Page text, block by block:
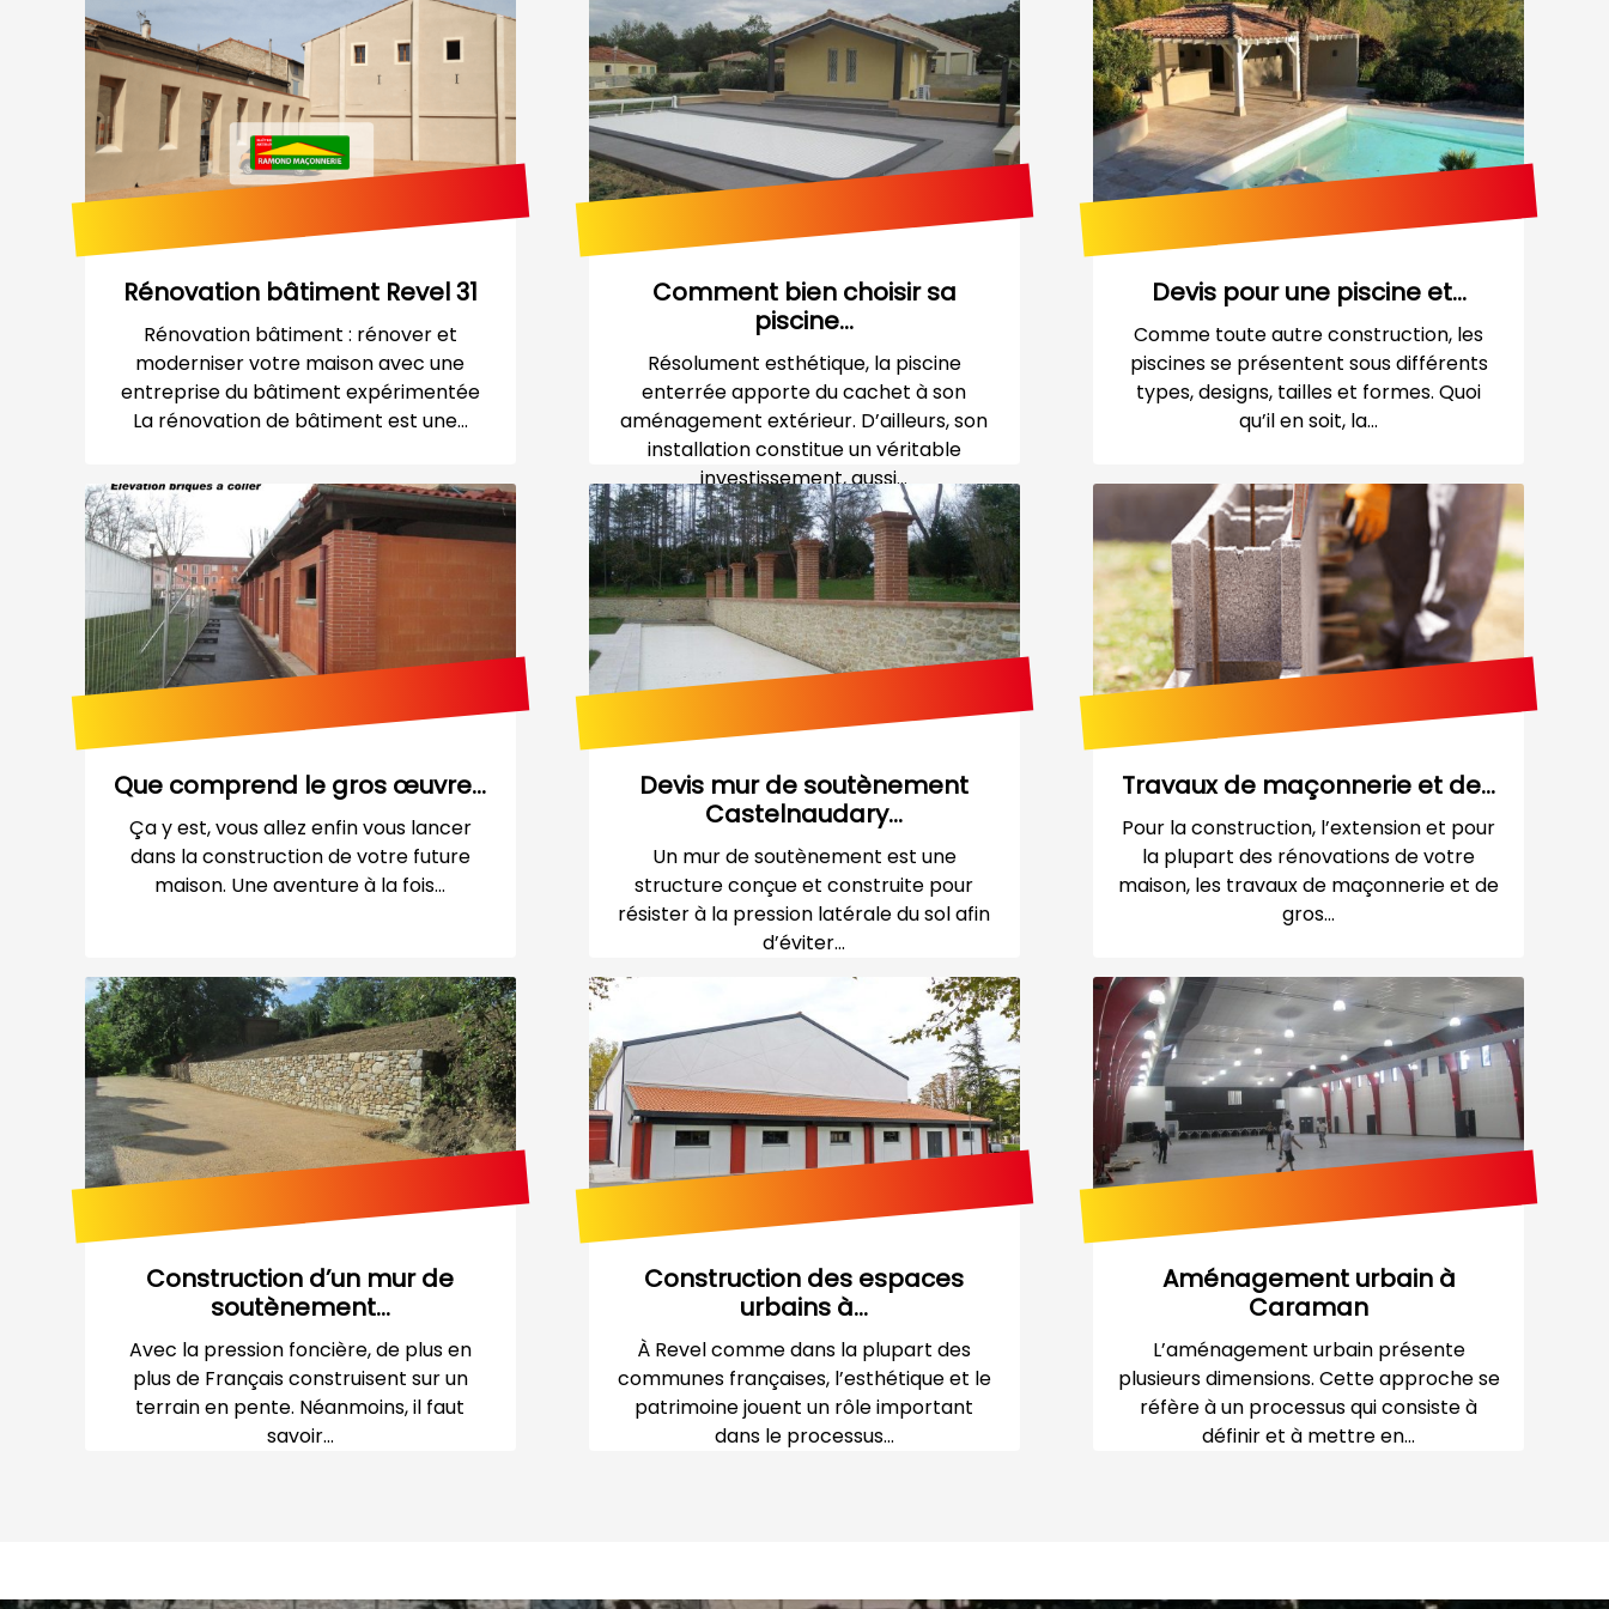
Rénovation bâtiment Revel 31
Rénovation bâtiment : rénover et
moderniser votre maison avec une
entreprise du bâtiment expérimentée
La rénovation de bâtiment est une...
Comment bien choisir sa
piscine...
Résolument esthétique, la piscine
enterrée apporte du cachet à son
aménagement extérieur. D’ailleurs, son
installation constitue un véritable
investissement, aussi...
Devis pour une piscine et...
Comme toute autre construction, les
piscines se présentent sous différents
types, designs, tailles et formes. Quoi
qu’il en soit, la...
Que comprend le gros œuvre...
Ça y est, vous allez enfin vous lancer
dans la construction de votre future
maison. Une aventure à la fois...
Devis mur de soutènement
Castelnaudary...
Un mur de soutènement est une
structure conçue et construite pour
résister à la pression latérale du sol afin
d’éviter...
Travaux de maçonnerie et de...
Pour la construction, l’extension et pour
la plupart des rénovations de votre
maison, les travaux de maçonnerie et de
gros...
Construction d’un mur de
soutènement...
Avec la pression foncière, de plus en
plus de Français construisent sur un
terrain en pente. Néanmoins, il faut
savoir...
Construction des espaces
urbains à...
À Revel comme dans la plupart des
communes françaises, l’esthétique et le
patrimoine jouent un rôle important
dans le processus...
Aménagement urbain à
Caraman
L’aménagement urbain présente
plusieurs dimensions. Cette approche se
réfère à un processus qui consiste à
définir et à mettre en...